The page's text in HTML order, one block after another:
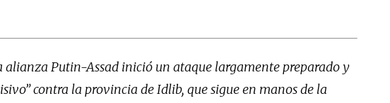
alianza Putin-Assad inició un ataque largamente preparado y
contra la provincia de Idlib, que sigue en manos de la